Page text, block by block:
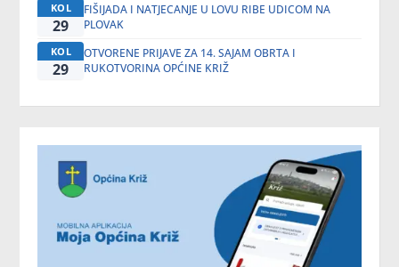
KOL
29
FIŠIJADA I NATJECANJE U LOVU RIBE UDICOM NA
PLOVAK
KOL
29
OTVORENE PRIJAVE ZA 14. SAJAM OBRTA I
RUKOTVORINA OPĆINE KRIŽ